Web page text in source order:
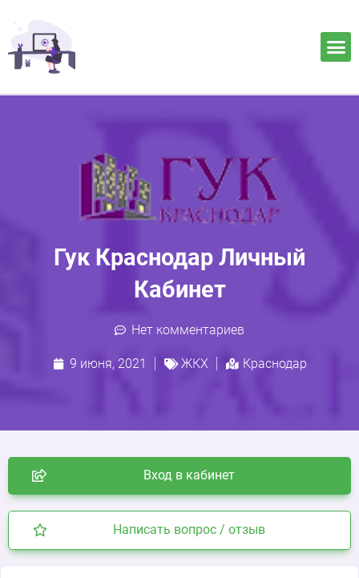
Гук Краснодар Личный
Кабинет
Нет комментариев
9 июня, 2021 ЖКХ Краснодар
Вход в кабинет
Написать вопрос / отзыв